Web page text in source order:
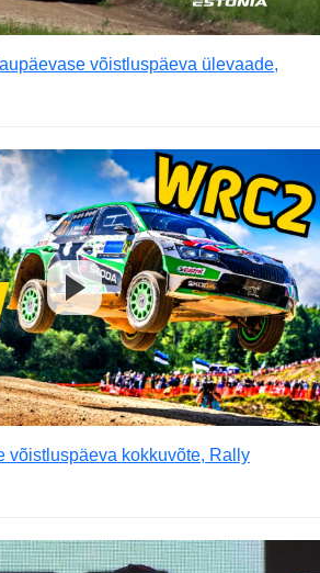
võistluspäeva ülevaade,
võistluspäeva kokkuvõte, Rally